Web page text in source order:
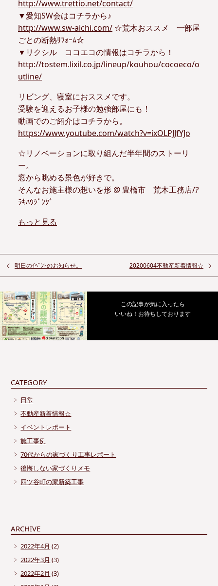
http://www.trettio.net/contact/
▼愛知SW会はコチラから♪
http://www.sw-aichi.com/ ☆荒木おススメ 一部屋
ごとの断熱ﾘﾌｫｰﾑ☆
▼リクシル ココエコの情報はコチラから！
http://tostem.lixil.co.jp/lineup/kouhou/cocoeco/o
utline/
リビング、寝室におススメです。
受験を迎えるお子様の勉強部屋にも！
動画でのご紹介はコチラから。
https://www.youtube.com/watch?v=ixOLPJJfYJo
☆リノベーションに取り組んだ半年間のストーリ
ー。
窓から眺める景色が好きで。
そんなお施主様の想いを形 @ 豊橋市 荒木工務店/ｱ
ﾗｷﾊｳｼﾞﾝｸﾞ
もっと見る
明日のｲﾍﾞﾝﾄのお知らせ。 20200604不動産新着情報☆
この記事が気に入ったら
いいね！お待ちしております
CATEGORY
日常
不動産新着情報☆
イベントレポート
施工事例
70代からの家づくり工事レポート
後悔しない家づくりメモ
四ツ谷町の家新築工事
ARCHIVE
2022年4月 (2)
2022年3月 (3)
2022年2月 (3)